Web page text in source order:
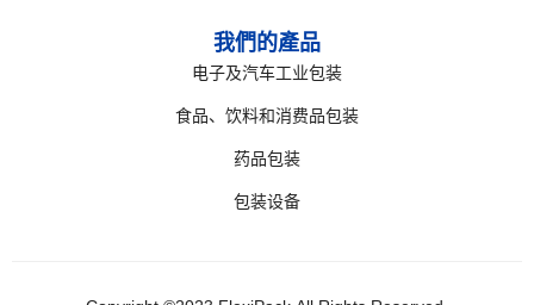
我們的產品
电子及汽车工业包装
食品、饮料和消费品包装
药品包装
包装设备